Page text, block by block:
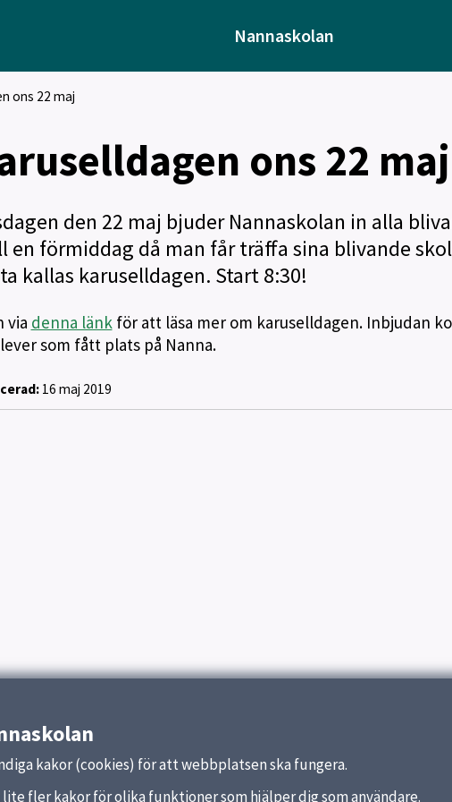
Nannaskolan
ons 22 maj
ons 22 maj
den 22 maj bjuder Nannaskolan in alla
en förmiddag då man får träffa sina blivande
kallas karuselldagen. Start 8:30!
via denna länkför att läsa mer om karuselldagen. Inbjudan
som fått plats på Nanna.
16 maj 2019
kakor (cookies) för att webbplatsen ska fungera.
fler kakor för olika funktioner som hjälper dig som användare.